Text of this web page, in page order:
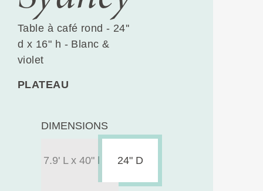
Table à café rond - 24''
d x 16" h - Blanc &
violet
PLATEAU
DIMENSIONS
7.9' L x 40" l 24" D